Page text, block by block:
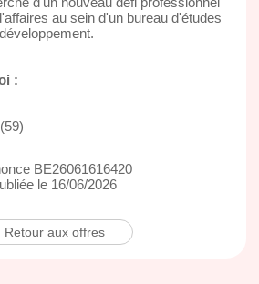
au sein d'un bureau d'études
:
BE26061616420
le 16/06/2026
Retour aux offres